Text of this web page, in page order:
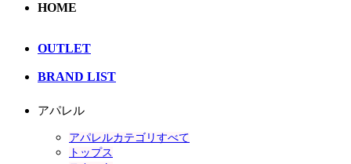
HOME
OUTLET
BRAND LIST
アパレル
アパレルカテゴリすべて
トップス